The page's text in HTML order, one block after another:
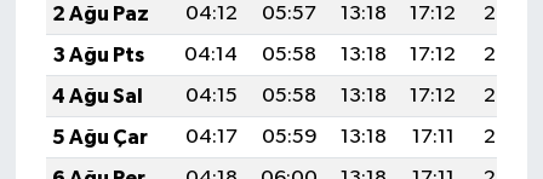
2 Ağu Paz
04:12 05:57 13:18 17:12
20:30
3 Ağu Pts
04:14 05:58 13:18 17:12
20:29
4 Ağu Sal
04:15 05:58 13:18 17:12
20:28
5 Ağu Çar
04:17 05:59 13:18 17:11
20:27